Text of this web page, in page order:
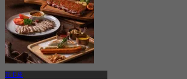
邦卡皮